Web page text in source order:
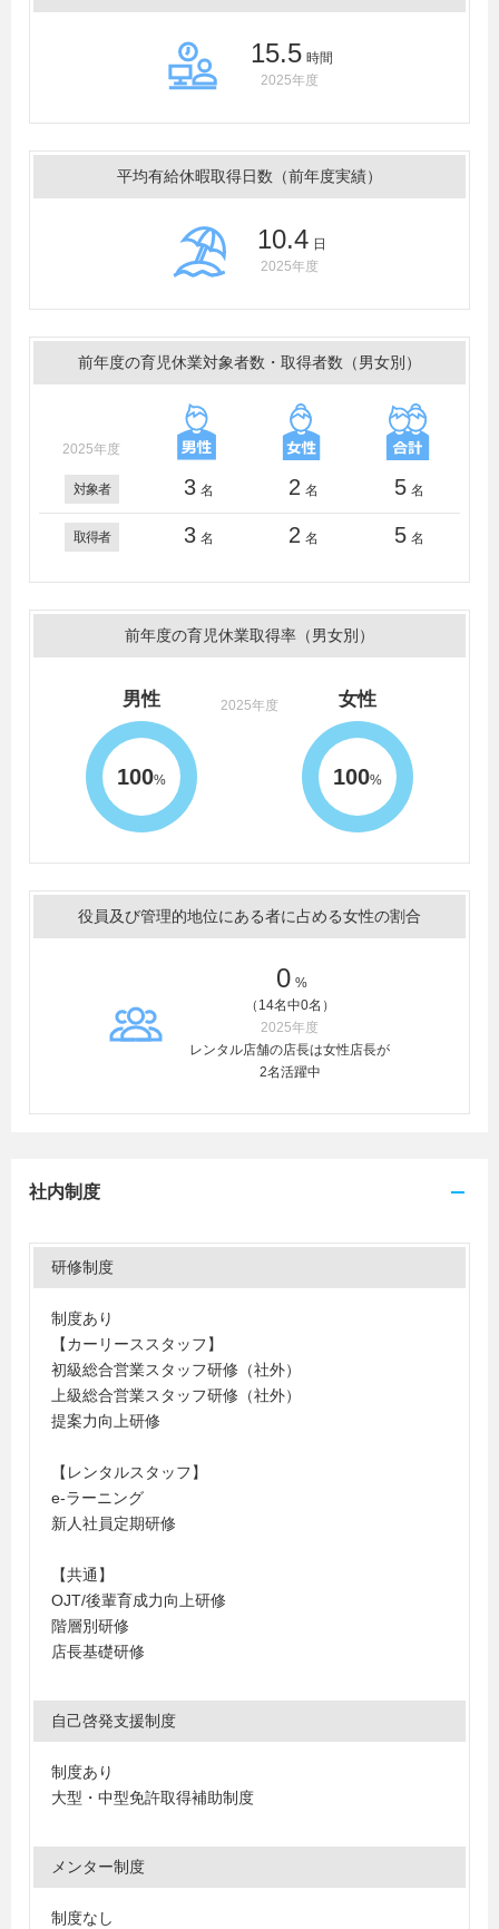
15.5 時間
2025年度
平均有給休暇取得日数（前年度実績）
10.4 日
2025年度
前年度の育児休業対象者数・取得者数（男女別）
2025年度
対象者 3 名 2 名 5 名
取得者 3 名 2 名 5 名
前年度の育児休業取得率（男女別）
2025年度
男性
100%
女性
100%
役員及び管理的地位にある者に占める女性の割合
0 %
（14名中0名）
2025年度
レンタル店舗の店長は女性店長が
2名活躍中
社内制度
研修制度
制度あり
【カーリーススタッフ】
初級総合営業スタッフ研修（社外）
上級総合営業スタッフ研修（社外）
提案力向上研修
【レンタルスタッフ】
e-ラーニング
新人社員定期研修
【共通】
OJT/後輩育成力向上研修
階層別研修
店長基礎研修
自己啓発支援制度
制度あり
大型・中型免許取得補助制度
メンター制度
制度なし